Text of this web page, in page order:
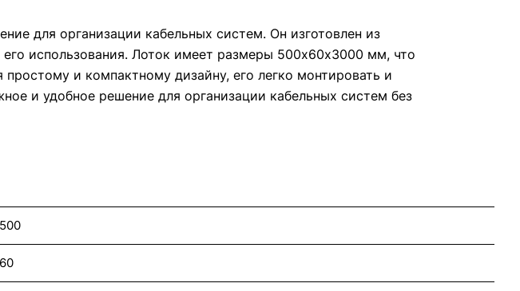
для организации кабельных систем. Он изготовлен из
использования. Лоток имеет размеры 500х60х3000 мм, что
и компактному дизайну, его легко монтировать и
и удобное решение для организации кабельных систем без
500
60